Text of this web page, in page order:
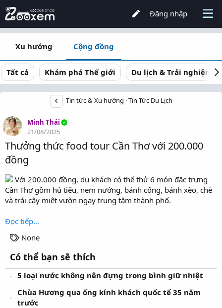
Đăng nhập
Xu hướng Cộng đồng
Tất cả Khám phá Thế giới Du lịch & Trải nghiệm
Tin tức & Xu hướng Tin Tức Du Lịch
Minh Thái
21/08/2025
Thưởng thức food tour Cần Thơ với 200.000
đồng
Với 200.000 đồng, du khách có thể thử 6 món đặc trưng
Cần Thơ gồm hủ tiếu, nem nướng, bánh cống, bánh xèo, chè
và trái cây miệt vườn ngay trung tâm thành phố.
Đọc tiếp...
T
g
s
None
Có thể bạn sẽ thích
5 loại nước không nên đựng trong bình giữ nhiệt
Chùa Hương qua ống kính khách quốc tế 35 năm
trước